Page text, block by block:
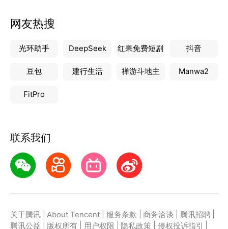
网友热搜
光环助手 DeepSeek 红果免费短剧 抖音
豆包 建行生活 禅游斗地主 Manwa2
FitPro
联系我们
关于腾讯 About Tencent 服务条款 商务洽谈 腾讯招聘
腾讯公益
版权所有 用户权限 隐私政策 侵权投诉指引